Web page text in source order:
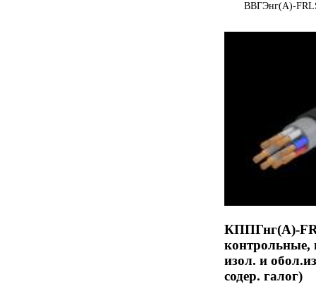
ВВГЭнг(А)-
КППГнг(А)-
контрольные,
изол. и
содер. галог)